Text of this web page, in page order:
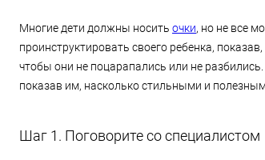
Многие дети должны носить очки, но не все
проинструктировать своего ребенка,
чтобы они не поцарапались или не
показав им, насколько стильными и
Шаг 1. Поговорите со специалистом